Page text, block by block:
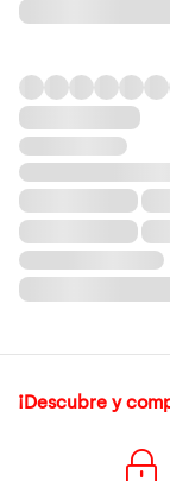
¡Descubre y